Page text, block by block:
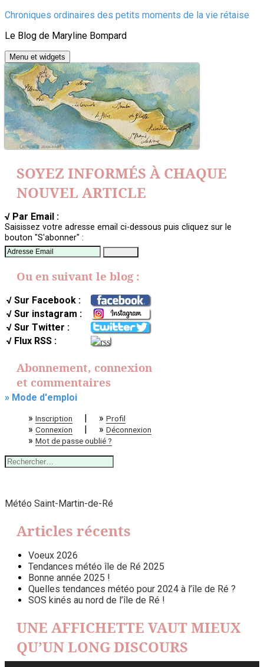
Aller
contenu
Chroniques ordinaires des petits moments de la vie rétaise
Le Blog de Maryline Bompard
Menu et widgets
SOYEZ INFORMÉS À CHAQUE
NOUVEL ARTICLE
√ Par Email :
Saisissez votre adresse email ci-dessous puis cliquez sur le
bouton "S'abonner" :
Ou en suivant le blog :
√ Sur Facebook :
√ Sur instagram :
√ Sur Twitter :
√ Flux RSS :
Abonnement, connexion
et commentaires
» Mode d'emploi
» Inscription | » Profil
» Connexion | » Déconnexion
» Mot de passe oublié ?
Rechercher :
Météo Saint-Martin-de-Ré
Articles récents
Voeux 2026
Tendances météo île de Ré 2025
Bonne année 2025 !
Quelles tendances météo pour 2024 à l’île de Ré ?
SOS kinés au nord de l’île de Ré !
UNE AFFICHETTE VAUT MIEUX
QU’UN LONG DISCOURS